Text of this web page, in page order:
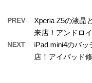
PREV
Xperia Z5の液晶
来店！アンドロ
NEXT
iPad mini4のバ
店！アイパッド